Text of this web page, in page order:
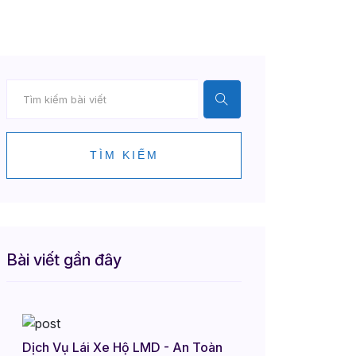
TÌM KIẾM
Bài viết gần đây
Dịch Vụ Lái Xe Hộ LMD - An Toàn